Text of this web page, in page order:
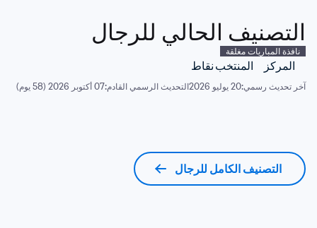
التصنيف الحالي للرجال
نافذة المباريات مغلقة
المركز المنتخب نقاط
آخر تحديث رسمي:20 يوليو 2026 التحديث الرسمي القادم:07 أكتوبر 2026 (58 يوم)
التصنيف الكامل للرجال